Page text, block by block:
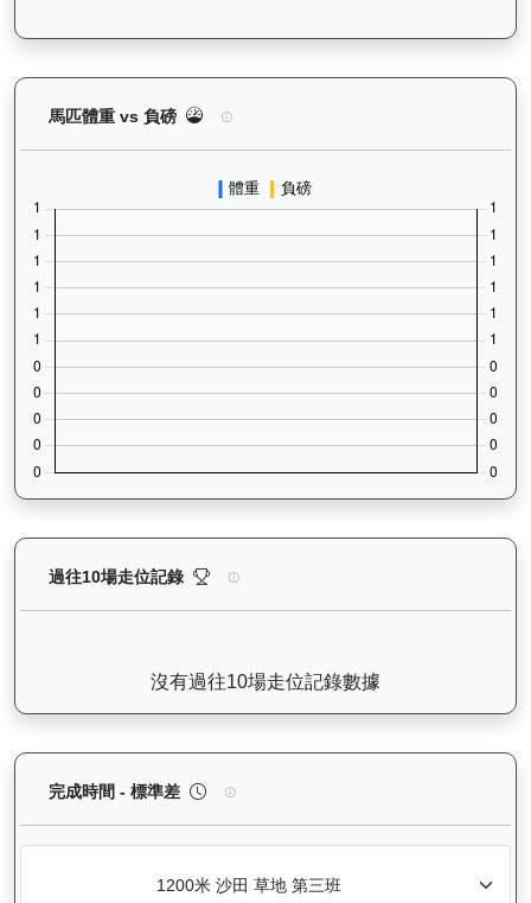
馬匹體重 vs 負磅 利不可擋（J458）— 馬匹體重與負磅
過往10場走位記錄 利不可擋（J458）— 過往走位記錄圖
沒有過往10場走位記錄數據
完成時間 - 標準差 利不可擋（J458）— 完成時間標準差